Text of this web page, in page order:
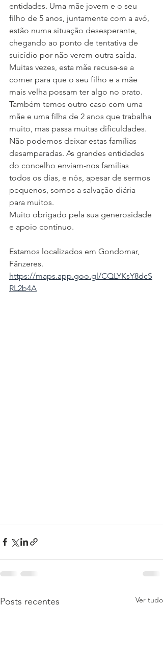
entidades. Uma mãe jovem e o seu
filho de 5 anos, juntamente com a avó,
estão numa situação desesperante,
chegando ao ponto de tentativa de
suicídio por não verem outra saída.
Muitas vezes, esta mãe recusa-se a
comer para que o seu filho e a mãe
mais velha possam ter algo no prato.
Também temos outro caso com uma
mãe e uma filha de 2 anos que trabalha
muito, mas passa muitas dificuldades.
Não podemos deixar estas famílias
desamparadas. As grandes entidades
do concelho enviam-nos famílias
todos os dias, e nós, apesar de sermos
pequenos, somos a salvação diária
para muitos.
Muito obrigado pela sua generosidade
e apoio contínuo.
Estamos localizados em Gondomar,
Fânzeres.
https://maps.app.goo.gl/CQLYKsY8dcS
RL2b4A
Posts recentes Ver tudo